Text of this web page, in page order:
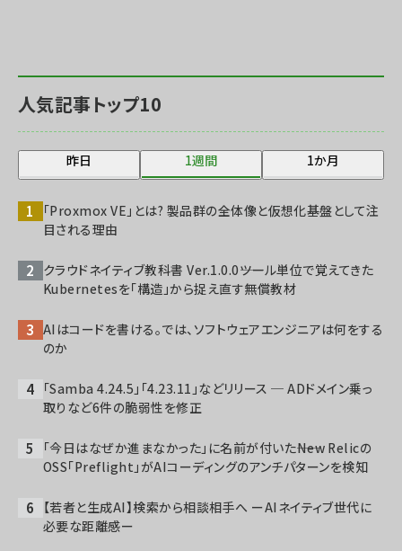
人気記事トップ10
昨日 1週間 1か月
「Proxmox VE」とは? 製品群の全体像と仮想化基盤として注
目される理由
クラウドネイティブ教科書 Ver.1.0.0――ツール単位で覚えてきた
Kubernetesを「構造」から捉え直す無償教材
AIはコードを書ける。では、ソフトウェアエンジニアは何をする
のか
「Samba 4.24.5」「4.23.11」などリリース ─ ADドメイン乗っ
取りなど6件の脆弱性を修正
「今日はなぜか進まなかった」に名前が付いた――New Relicの
OSS「Preflight」がAIコーディングのアンチパターンを検知
【若者と生成AI】検索から相談相手へ ーAIネイティブ世代に
必要な距離感ー